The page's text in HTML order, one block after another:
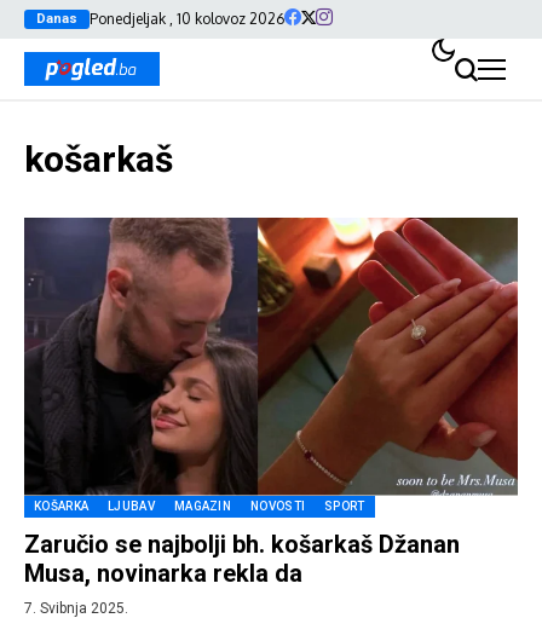
Danas Ponedjeljak , 10 kolovoz 2026
košarkaš
KOŠARKA LJUBAV MAGAZIN NOVOSTI SPORT
Zaručio se najbolji bh. košarkaš Džanan
Musa, novinarka rekla da
7. Svibnja 2025.